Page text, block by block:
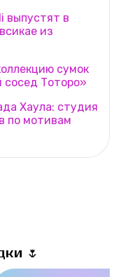
выпустят в
из
сумок
Тоторо»
Хаула: студия
по мотивам
🌷